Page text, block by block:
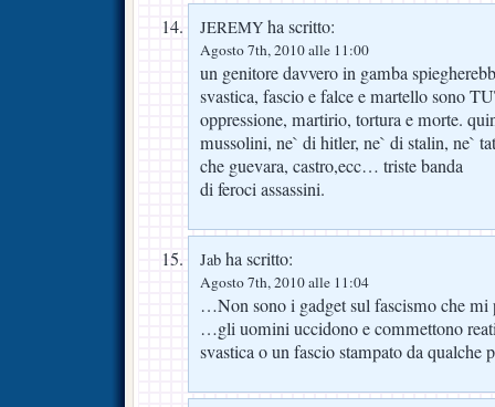
JEREMY ha scritto:
Agosto 7th, 2010 alle 11:00
un genitore davvero in gamba
svastica, fascio e falce e martello sono
oppressione, martirio, tortura e morte.
mussolini, ne` di hitler, ne` di stalin, ne`
che guevara, castro,ecc… triste banda
di feroci assassini.
Jab ha scritto:
Agosto 7th, 2010 alle 11:04
…Non sono i gadget sul fascismo che
…gli uomini uccidono e commettono
svastica o un fascio stampato da qualche